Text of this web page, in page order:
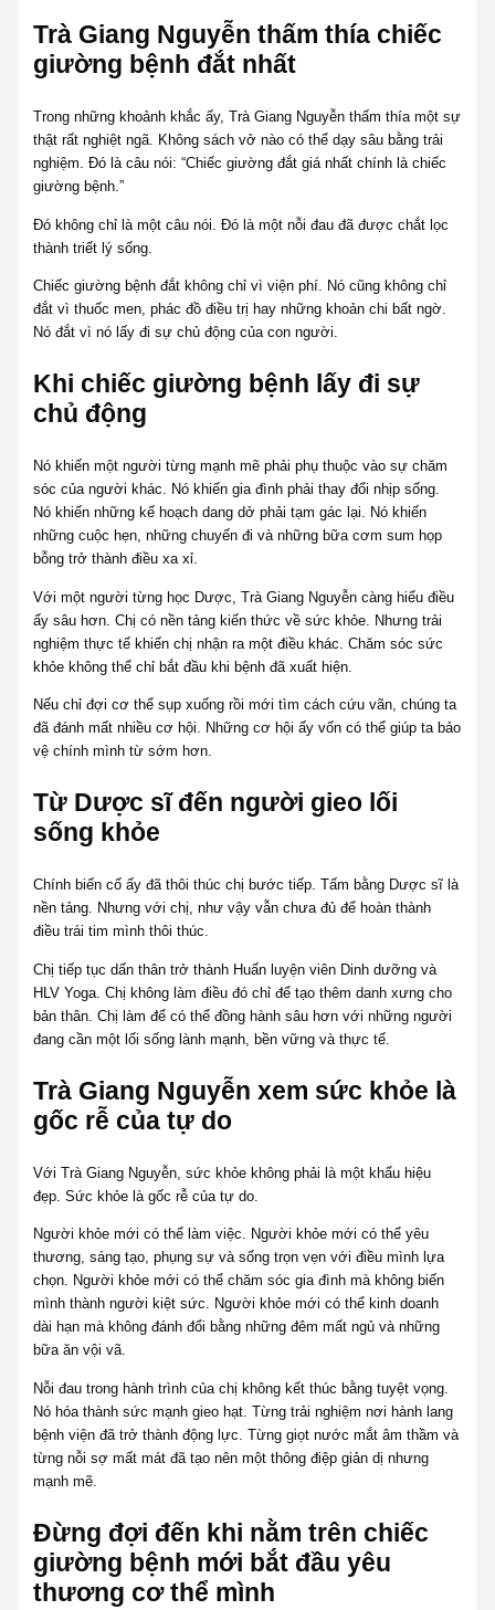
Trà Giang Nguyễn thấm thía chiếc
giường bệnh đắt nhất
Trong những khoảnh khắc ấy, Trà Giang Nguyễn thấm thía một sự
thật rất nghiệt ngã. Không sách vở nào có thể dạy sâu bằng trải
nghiệm. Đó là câu nói: “Chiếc giường đắt giá nhất chính là chiếc
giường bệnh.”
Đó không chỉ là một câu nói. Đó là một nỗi đau đã được chắt lọc
thành triết lý sống.
Chiếc giường bệnh đắt không chỉ vì viện phí. Nó cũng không chỉ
đắt vì thuốc men, phác đồ điều trị hay những khoản chi bất ngờ.
Nó đắt vì nó lấy đi sự chủ động của con người.
Khi chiếc giường bệnh lấy đi sự
chủ động
Nó khiến một người từng mạnh mẽ phải phụ thuộc vào sự chăm
sóc của người khác. Nó khiến gia đình phải thay đổi nhịp sống.
Nó khiến những kế hoạch dang dở phải tạm gác lại. Nó khiến
những cuộc hẹn, những chuyến đi và những bữa cơm sum họp
bỗng trở thành điều xa xỉ.
Với một người từng học Dược, Trà Giang Nguyễn càng hiểu điều
ấy sâu hơn. Chị có nền tảng kiến thức về sức khỏe. Nhưng trải
nghiệm thực tế khiến chị nhận ra một điều khác. Chăm sóc sức
khỏe không thể chỉ bắt đầu khi bệnh đã xuất hiện.
Nếu chỉ đợi cơ thể sụp xuống rồi mới tìm cách cứu vãn, chúng ta
đã đánh mất nhiều cơ hội. Những cơ hội ấy vốn có thể giúp ta bảo
vệ chính mình từ sớm hơn.
Từ Dược sĩ đến người gieo lối
sống khỏe
Chính biến cố ấy đã thôi thúc chị bước tiếp. Tấm bằng Dược sĩ là
nền tảng. Nhưng với chị, như vậy vẫn chưa đủ để hoàn thành
điều trái tim mình thôi thúc.
Chị tiếp tục dấn thân trở thành Huấn luyện viên Dinh dưỡng và
HLV Yoga. Chị không làm điều đó chỉ để tạo thêm danh xưng cho
bản thân. Chị làm để có thể đồng hành sâu hơn với những người
đang cần một lối sống lành mạnh, bền vững và thực tế.
Trà Giang Nguyễn xem sức khỏe là
gốc rễ của tự do
Với Trà Giang Nguyễn, sức khỏe không phải là một khẩu hiệu
đẹp. Sức khỏe là gốc rễ của tự do.
Người khỏe mới có thể làm việc. Người khỏe mới có thể yêu
thương, sáng tạo, phụng sự và sống trọn vẹn với điều mình lựa
chọn. Người khỏe mới có thể chăm sóc gia đình mà không biến
mình thành người kiệt sức. Người khỏe mới có thể kinh doanh
dài hạn mà không đánh đổi bằng những đêm mất ngủ và những
bữa ăn vội vã.
Nỗi đau trong hành trình của chị không kết thúc bằng tuyệt vọng.
Nó hóa thành sức mạnh gieo hạt. Từng trải nghiệm nơi hành lang
bệnh viện đã trở thành động lực. Từng giọt nước mắt âm thầm và
từng nỗi sợ mất mát đã tạo nên một thông điệp giản dị nhưng
mạnh mẽ.
Đừng đợi đến khi nằm trên chiếc
giường bệnh mới bắt đầu yêu
thương cơ thể mình